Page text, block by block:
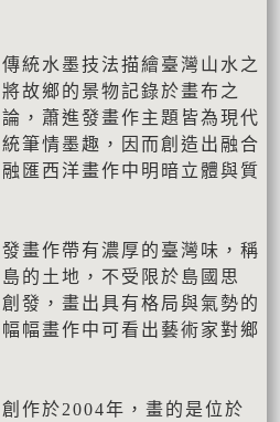
統水墨技法描繪臺灣山水之
故鄉的景物記錄於畫布之
，蕭進發畫作主題皆為現代
筆情墨趣，因而創造出融合
匯西洋畫作中明暗立體與質
畫作帶有濃厚的臺灣味，稱
的土地，不受限於島國思
發，畫出具有格局與氣勢的
幅畫作中可看出藝術家對鄉
作於2004年，畫的是位於